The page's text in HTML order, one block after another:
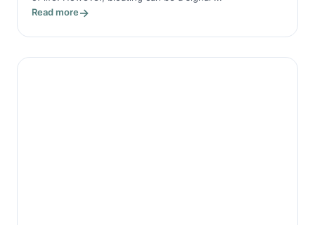
Read more